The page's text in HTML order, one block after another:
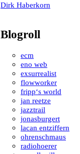
Dirk Haberkorn
Blogroll
ecm
eno web
exsurrealist
flowworker
fripp‘s world
jan reetze
jazztrail
jonasburgert
lacan entziffern
ohrenschmaus
radiohoerer